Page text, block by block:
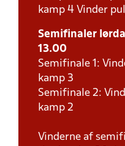
kamp 4 Vinder
Semifinaler
13.00
Semifinale 1:
kamp 3
Semifinale 2:
kamp 2
Vinderne af